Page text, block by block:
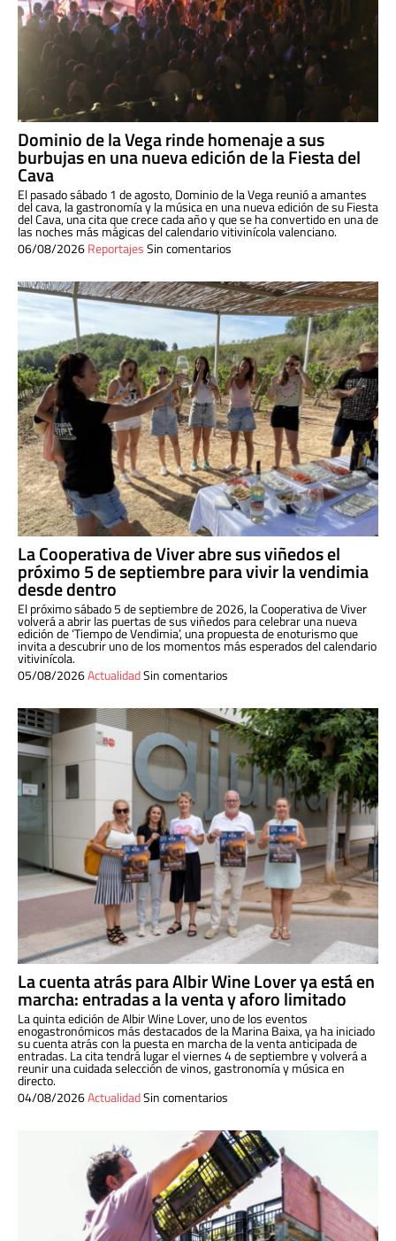
Dominio de la Vega rinde homenaje a sus
burbujas en una nueva edición de la Fiesta del
Cava
El pasado sábado 1 de agosto, Dominio de la Vega reunió a amantes
del cava, la gastronomía y la música en una nueva edición de su Fiesta
del Cava, una cita que crece cada año y que se ha convertido en una de
las noches más mágicas del calendario vitivinícola valenciano.
06/08/2026ReportajesSin comentarios
La Cooperativa de Viver abre sus viñedos el
próximo 5 de septiembre para vivir la vendimia
desde dentro
El próximo sábado 5 de septiembre de 2026, la Cooperativa de Viver
volverá a abrir las puertas de sus viñedos para celebrar una nueva
edición de ‘Tiempo de Vendimia’, una propuesta de enoturismo que
invita a descubrir uno de los momentos más esperados del calendario
vitivinícola.
05/08/2026ActualidadSin comentarios
La cuenta atrás para Albir Wine Lover ya está en
marcha: entradas a la venta y aforo limitado
La quinta edición de Albir Wine Lover, uno de los eventos
enogastronómicos más destacados de la Marina Baixa, ya ha iniciado
su cuenta atrás con la puesta en marcha de la venta anticipada de
entradas. La cita tendrá lugar el viernes 4 de septiembre y volverá a
reunir una cuidada selección de vinos, gastronomía y música en
directo.
04/08/2026ActualidadSin comentarios